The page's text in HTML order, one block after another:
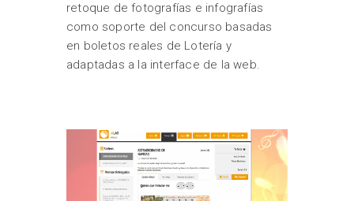
retoque de fotografías e infografías
como soporte del concurso basadas
en boletos reales de Lotería y
adaptadas a la interface de la web.